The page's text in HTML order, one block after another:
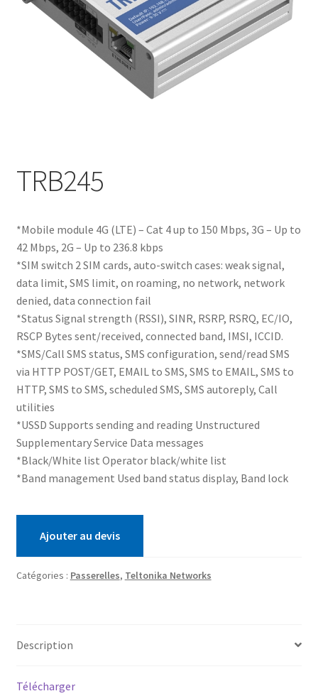
TRB245
*Mobile module 4G (LTE) – Cat 4 up to 150 Mbps, 3G – Up to
42 Mbps, 2G – Up to 236.8 kbps
*SIM switch 2 SIM cards, auto-switch cases: weak signal,
data limit, SMS limit, on roaming, no network, network
denied, data connection fail
*Status Signal strength (RSSI), SINR, RSRP, RSRQ, EC/IO,
RSCP Bytes sent/received, connected band, IMSI, ICCID.
*SMS/Call SMS status, SMS configuration, send/read SMS
via HTTP POST/GET, EMAIL to SMS, SMS to EMAIL, SMS to
HTTP, SMS to SMS, scheduled SMS, SMS autoreply, Call
utilities
*USSD Supports sending and reading Unstructured
Supplementary Service Data messages
*Black/White list Operator black/white list
*Band management Used band status display, Band lock
Ajouter au devis
Catégories : Passerelles, Teltonika Networks
Description
Télécharger